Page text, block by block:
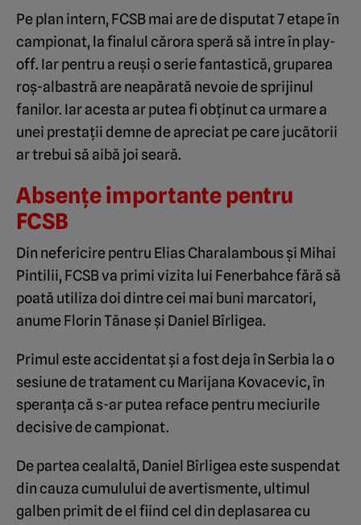
Pe plan intern, FCSB mai are de disputat 7 etape în
campionat, la finalul cărora speră să intre în play-
off. Iar pentru a reuși o serie fantastică, gruparea
roș-albastră are neapărată nevoie de sprijinul
fanilor. Iar acesta ar putea fi obținut ca urmare a
unei prestații demne de apreciat pe care jucătorii
ar trebui să aibă joi seară.
Absențe importante pentru
FCSB
Din nefericire pentru Elias Charalambous și Mihai
Pintilii, FCSB va primi vizita lui Fenerbahce fără să
poată utiliza doi dintre cei mai buni marcatori,
anume Florin Tănase și Daniel Bîrligea.
Primul este accidentat și a fost deja în Serbia la o
sesiune de tratament cu Marijana Kovacevic, în
speranța că s-ar putea reface pentru meciurile
decisive de campionat.
De partea cealaltă, Daniel Bîrligea este suspendat
din cauza cumulului de avertismente, ultimul
galben primit de el fiind cel din deplasarea cu